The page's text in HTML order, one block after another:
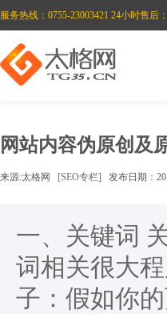
服务热线：0755-23003421 24小时售后
网站内容伪原创及
来源:太格网 [SEO专栏] 发布日期：
一、关键词
词相关很大
子：假如你